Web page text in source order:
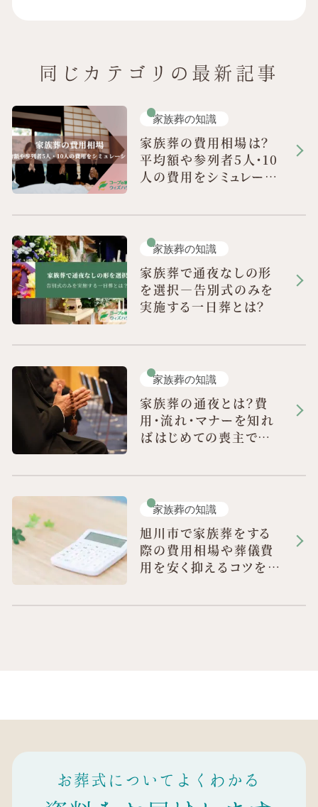
同じカテゴリの最新記事
家族葬の知識
家族葬の費用相場は？
平均額や参列者5人・10
人の費用をシミュレーシ
家族葬の知識
家族葬で通夜なしの形
を選択—告別式のみを
実施する一日葬とは？
家族葬の知識
家族葬の通夜とは？費
用・流れ・マナーを知れ
ばはじめての喪主でも
家族葬の知識
旭川市で家族葬をする
際の費用相場や葬儀費
用を安く抑えるコツを解
お葬式についてよくわかる